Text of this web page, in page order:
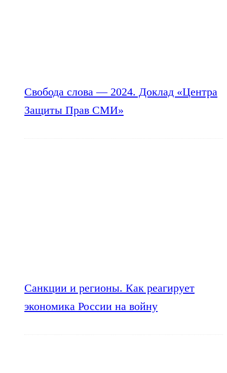
Свобода слова — 2024. Доклад «Центра
Защиты Прав СМИ»
Санкции и регионы. Как реагирует
экономика России на войну